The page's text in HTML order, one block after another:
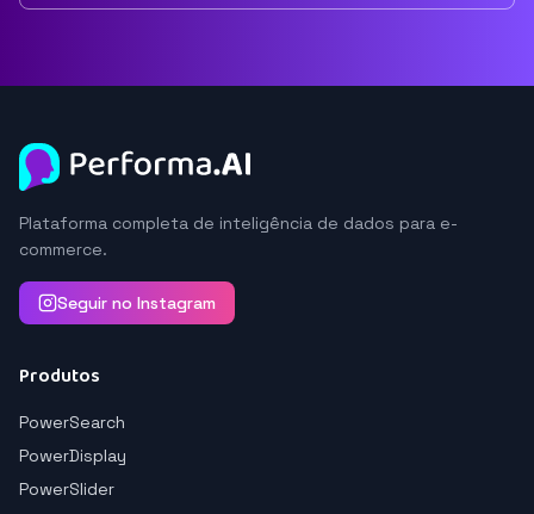
Plataforma completa de inteligência de dados para e-
commerce.
Seguir no Instagram
Produtos
PowerSearch
PowerDisplay
PowerSlider